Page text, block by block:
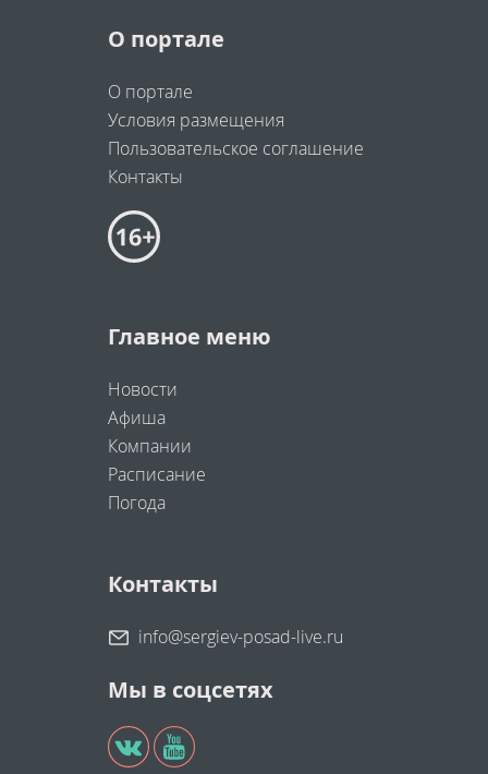
О портале
О портале
Условия размещения
Пользовательское соглашение
Контакты
Главное меню
Новости
Афиша
Компании
Расписание
Погода
Контакты
info@sergiev-posad-live.ru
Мы в соцсетях